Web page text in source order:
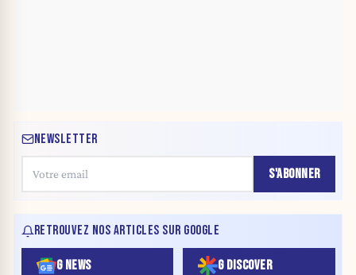
NEWSLETTER
S'ABONNER
RETROUVEZ NOS ARTICLES SUR GOOGLE
G NEWS G DISCOVER